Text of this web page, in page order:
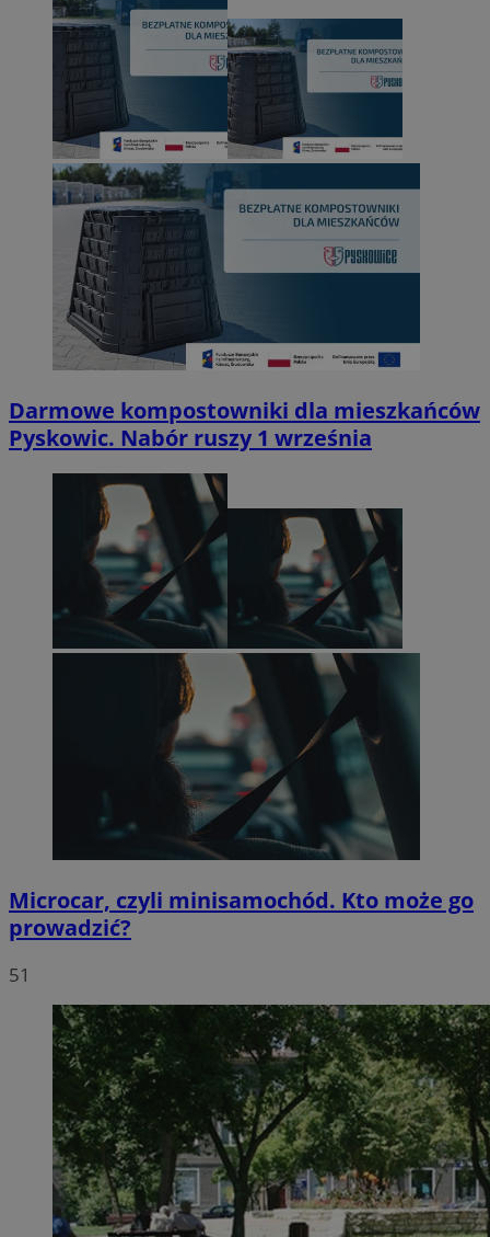
Darmowe kompostowniki dla mieszkańców
Pyskowic. Nabór ruszy 1 września
Microcar, czyli minisamochód. Kto może go
prowadzić?
51